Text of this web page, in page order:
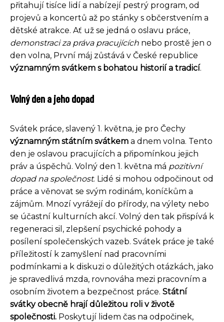
přitahují tisíce lidí a nabízejí pestrý program, od
projevů a koncertů až po stánky s občerstvením a
dětské atrakce. Ať už se jedná o oslavu práce,
demonstraci za práva pracujících nebo prostě jen o
den volna, První máj zůstává v České republice
významným svátkem s bohatou historií a tradicí.
Volný den a jeho dopad
Svátek práce, slavený 1. května, je pro Čechy
významným státním svátkem a dnem volna. Tento
den je oslavou pracujících a připomínkou jejich
práv a úspěchů. Volný den 1. května má pozitivní
dopad na společnost. Lidé si mohou odpočinout od
práce a věnovat se svým rodinám, koníčkům a
zájmům. Mnozí vyrážejí do přírody, na výlety nebo
se účastní kulturních akcí. Volný den tak přispívá k
regeneraci sil, zlepšení psychické pohody a
posílení společenských vazeb. Svátek práce je také
příležitostí k zamyšlení nad pracovními
podmínkami a k diskuzi o důležitých otázkách, jako
je spravedlivá mzda, rovnováha mezi pracovním a
osobním životem a bezpečnost práce. Státní
svátky obecně hrají důležitou roli v životě
společnosti. Poskytují lidem čas na odpočinek,